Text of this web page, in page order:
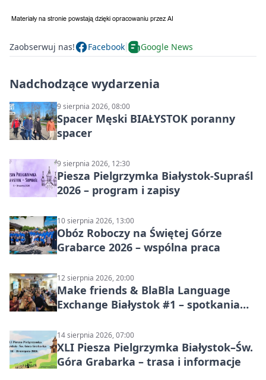
Zaobserwuj nas! Facebook Google News
Nadchodzące wydarzenia
9 sierpnia 2026, 08:00
Spacer Męski BIAŁYSTOK poranny
spacer
9 sierpnia 2026, 12:30
Piesza Pielgrzymka Białystok-Supraśl
2026 – program i zapisy
10 sierpnia 2026, 13:00
Obóz Roboczy na Świętej Górze
Grabarce 2026 – wspólna praca
12 sierpnia 2026, 20:00
Make friends & BlaBla Language
Exchange Białystok #1 – spotkania
14 sierpnia 2026, 07:00
XLI Piesza Pielgrzymka Białystok–Św.
Góra Grabarka – trasa i informacje